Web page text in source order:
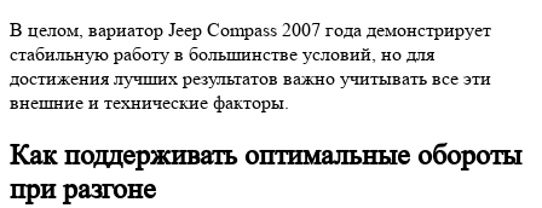
В целом, вариатор Jeep Compass 2007 года демонстрирует
стабильную работу в большинстве условий, но для
достижения лучших результатов важно учитывать все эти
внешние и технические факторы.
Как поддерживать оптимальные обороты
при разгоне